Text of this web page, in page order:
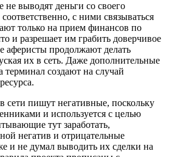
выводят деньги со своего
с ними связываться
только на прием финансов по
и разрешает им грабить доверчивое
аферисты продолжают делать
их в сеть. Даже дополнительные
создают на случай
пишут негативные, поскольку
и используется с целью
тут заработать,
негатив и отрицательные
и не думал выводить их сделки на